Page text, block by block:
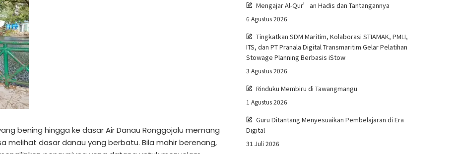
bening hingga ke dasar Air Danau Ronggojalu memang
melihat dasar danau yang berbatu. Bila mahir berenang,
Mengajar Al-Qur’an Hadis dan Tantangannya
6 Agustus 2026
Tingkatkan SDM Maritim, Kolaborasi STIAMAK, PMLI,
ITS, dan PT Pranala Digital Transmaritim Gelar Pelatihan
Stowage Planning Berbasis iStow
3 Agustus 2026
Rinduku Membiru di Tawangmangu
1 Agustus 2026
Guru Ditantang Menyesuaikan Pembelajaran di Era
Digital
31 Juli 2026